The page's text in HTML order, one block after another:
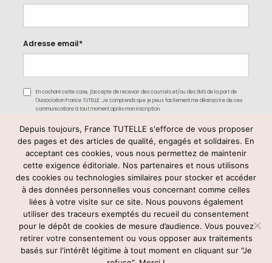
Adresse email*
En cochant cette case, j'accepte de recevoir des courriels et/ou des SMS de la part de
l'Association France TUTELLE. Je comprends que je peux facilement me désinscrire de ces
communications à tout moment après mon inscription.
Rejoignez-nous
Depuis toujours, France TUTELLE s'efforce de vous proposer
des pages et des articles de qualité, engagés et solidaires. En
acceptant ces cookies, vous nous permettez de maintenir
cette exigence éditoriale. Nos partenaires et nous utilisons
des cookies ou technologies similaires pour stocker et accéder
à des données personnelles vous concernant comme celles
liées à votre visite sur ce site. Nous pouvons également
utiliser des traceurs exemptés du recueil du consentement
pour le dépôt de cookies de mesure d’audience. Vous pouvez
retirer votre consentement ou vous opposer aux traitements
basés sur l'intérêt légitime à tout moment en cliquant sur "Je